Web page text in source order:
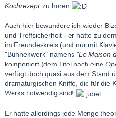
Kochrezept zu hören
Auch hier bewundere ich wieder
und Treffsicherheit - er hatte zu
im Freundeskreis (und nur mit
"Bühnenwerk" namens "Le Maison
komponiert (dem Titel nach eine
verfügt doch quasi aus dem Stand
dramaturgischen Kniffe, die für die
Werks notwendig sind!
Er hatte allerdings jede Menge